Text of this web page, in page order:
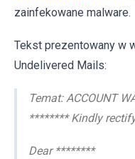
zainfekowane malware.
Tekst prezentowany w
Undelivered Mails:
Temat: ACCOUNT
******** Kindly
Dear ********